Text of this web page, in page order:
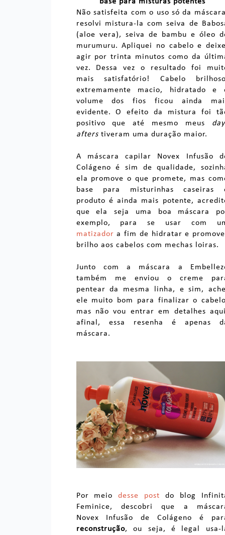
Não satisfeita com o uso só da
resolvi mistura-la com seiva de
(aloe vera), seiva de bambu e óleo
murumuru. Apliquei no cabelo e
agir por trinta minutos como da
vez. Dessa vez o resultado foi
mais satisfatório! Cabelo
extremamente macio, hidratado e
volume dos fios ficou ainda
evidente. O efeito da mistura foi
positivo que até mesmo meus
afterstiveram uma duração maior.
A máscara capilar Novex Infusão
Colágeno é sim de qualidade,
ela promove o que promete, mas
base para misturinhas caseiras
produto é ainda mais potente,
que ela seja uma boa máscara
exemplo, para se usar com
matizador a fim de hidratar e
brilho aos cabelos com mechas loiras.
Junto com a máscara a
também me enviou o creme
pentear da mesma linha, e sim,
ele muito bom para finalizar o
mas não vou entrar em detalhes
afinal, essa resenha é apenas
máscara.
Por meiodesse post do blog
Feminice, descobri que a
Novex Infusão de Colágeno é
reconstrução, ou seja, é legal usa-